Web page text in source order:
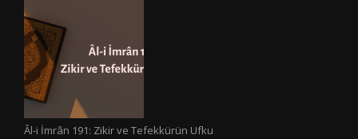
Âl-i İmrân 191: Zikir ve Tefekkürün Ufku